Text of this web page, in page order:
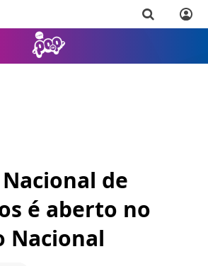
de
é aberto no
Nacional